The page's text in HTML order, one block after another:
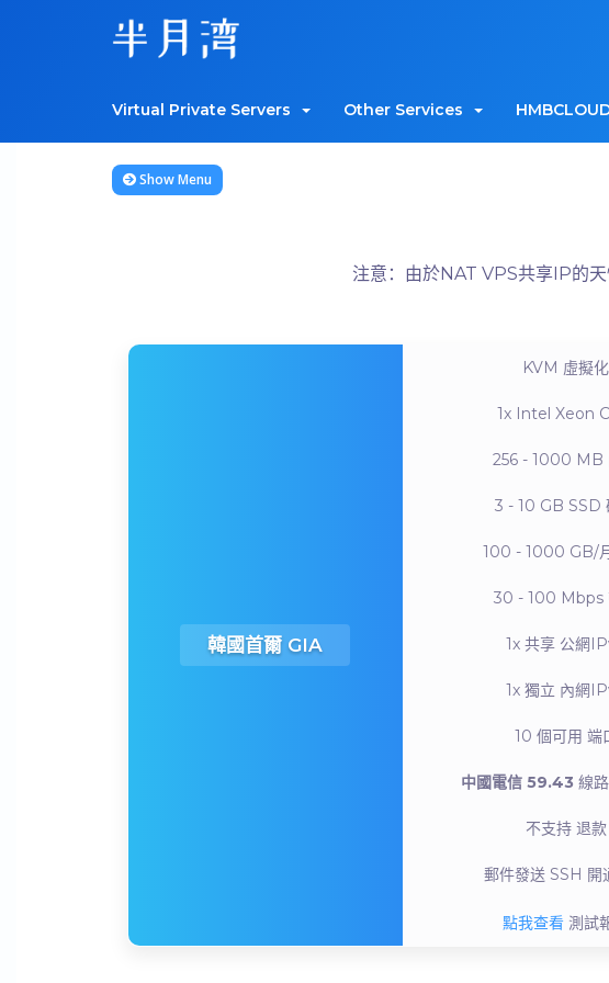
Virtual Private Servers Other Services
Show Menu
注意：由於NAT VPS共享IP的
韓國首爾 GIA
KVM 虛擬化
1x Intel Xeon
256 - 1000 MB
3 - 10 GB SSD
100 - 1000 GB/
30 - 100 Mbps
1x 共享公網
1x 獨立 內網
10 個可用 端
中國電信 59.43 線
不支持退款
郵件發送SSH 開
點我查看測試